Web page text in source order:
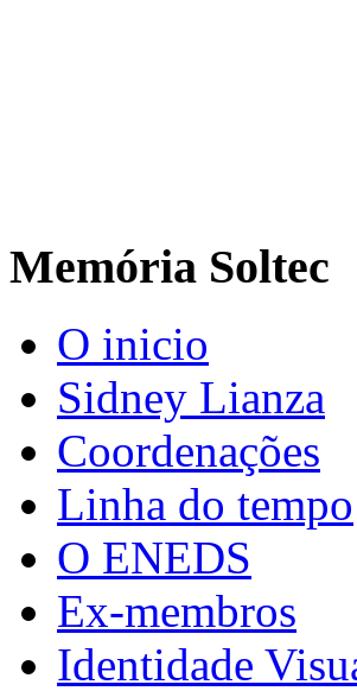
Memória Soltec
O inicio
Sidney Lianza
Coordenações
Linha do tempo
O ENEDS
Ex-membros
Identidade